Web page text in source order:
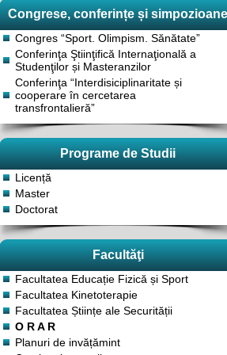
Congrese, conferințe și simpozioane
Congres “Sport. Olimpism. Sănătate”
Conferinţa Ştiinţifică Internaţională a
Studenţilor și Masteranzilor
Conferinţa “Interdisiciplinaritate și
cooperare în cercetarea
transfrontalieră”
Programe de Studii
Licență
Master
Doctorat
Facultăţi
Facultatea Educație Fizică și Sport
Facultatea Kinetoterapie
Facultatea Științe ale Securității
O R A R
Planuri de invățămint